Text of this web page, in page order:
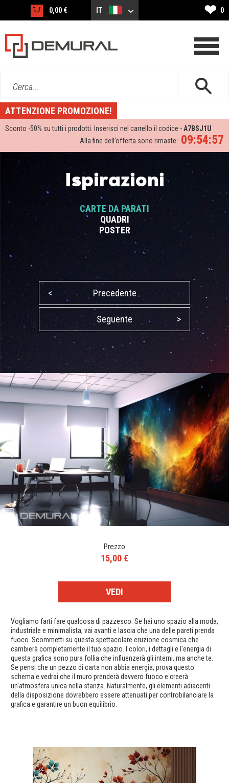
0,00 € IT ❤ 0
Cerca...
ATTENZIONE PROMOZIONE!
Sconto -50% su tutti i prodotti. Inserisci nel carrello il codice -A7BSJ1U
09:54:56
Alla fine dell’offerta sono rimaste:
Ispirazioni
CARTE DA PARATI
QUADRI
POSTER
< Precedente
Seguente >
Prezzo
15,00 €
VEDI
Vogliamo farti fare qualcosa di pazzesco. Se hai uno spazio alla moda,
industriale e minimalista, vai avanti e lascia che una delle pareti prenda
fuoco. Scommetti su questa spettacolare eruzione cosmica che
cambierà completamente il tuo spazio. I colori, i dettagli e l'energia di
questa grafica sono pura follia che influenzerà gli interni, ma anche te.
Se pensi che un pezzo di carta non abbia energia, prova questo
schema e vedrai che il muro prenderà davvero fuoco e creerà
un'atmosfera unica nella stanza. Naturalmente, gli elementi adiacenti
della disposizione dovrebbero essere attenuati per controbilanciare la
grafica e garantire un buon equilibrio.